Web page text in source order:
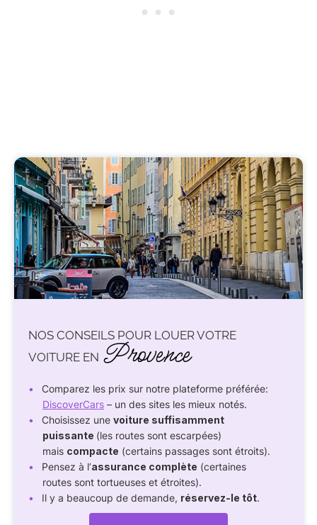
NOS CONSEILS POUR LOUER VOTRE
VOITURE EN Provence
Comparez les prix sur notre plateforme préférée:
DiscoverCars – un des sites les mieux notés.
Choisissez une voiture suffisamment
puissante (les routes sont escarpées)
mais compacte (certains passages sont étroits).
Pensez à l’assurance complète (certaines
routes sont tortueuses et étroites).
Il y a beaucoup de demande, réservez-le tôt.